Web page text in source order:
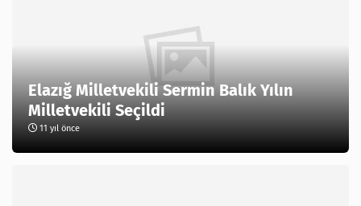
Elazığ Milletvekili Sermin Balık Yılın
Milletvekili Seçildi
11 yıl önce